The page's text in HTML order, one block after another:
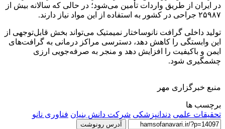
در ایران از طریق واردات تأمین می‌شود؛ در حالی که سالانه بیش از
۲۵۹۸۷ جراحی در کشور به استفاده از این مواد نیاز دارند.
تولید داخلی گرافت نانوساختار نمیمتیک می‌تواند بخش قابل‌توجهی از
این وابستگی را کاهش دهد، دسترسی مراکز درمانی به گرافت‌های
ایمن و باکیفیت را افزایش دهد و منجر به صرفه‌جویی ارزی
چشمگیری شود.
منبع خبرگزاری مهر
برچسب ها
تحقیقات علمی دندانپزشکی شرکت دانش بنیان فناوری نانو
آدرس رونوشت